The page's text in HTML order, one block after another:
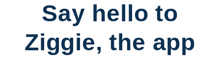
Say hello to
Ziggie, the app